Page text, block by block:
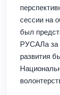
сессии на
был
РУСАЛа за
развития